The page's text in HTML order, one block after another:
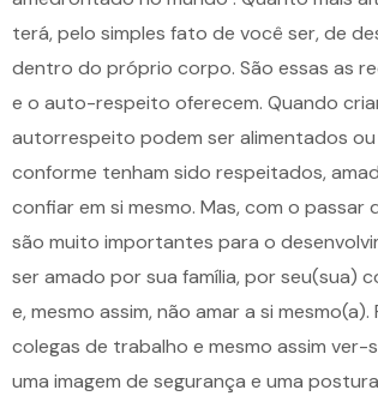
terá, pelo simples fato de você ser, de
dentro do próprio corpo. São essas as
e o auto-respeito oferecem. Quando
autorrespeito podem ser alimentados
conforme tenham sido respeitados,
confiar em si mesmo. Mas, com o passar
são muito importantes para o
ser amado por sua família, por seu(sua)
e, mesmo assim, não amar a si
colegas de trabalho e mesmo assim
uma imagem de segurança e uma